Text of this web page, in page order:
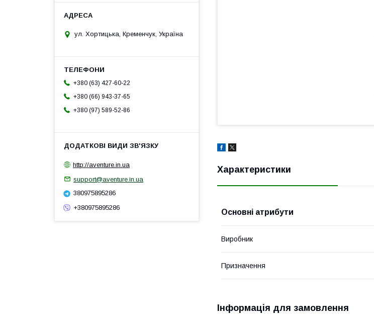
Характеристики
Основні атрибути
Виробник
Призначення
Інформація для замовлення
ул. Хортицька, Кременчук, Україна
+380 (63) 427-60-22
+380 (66) 943-37-65
+380 (97) 589-52-86
http://aventure.in.ua
support@aventure.in.ua
380975895286
+380975895286